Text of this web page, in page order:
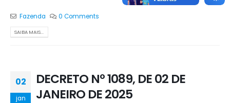
Fazenda 0 Comments
SAIBA MAIS...
02
jan
DECRETO Nº 1089, DE 02 DE
JANEIRO DE 2025